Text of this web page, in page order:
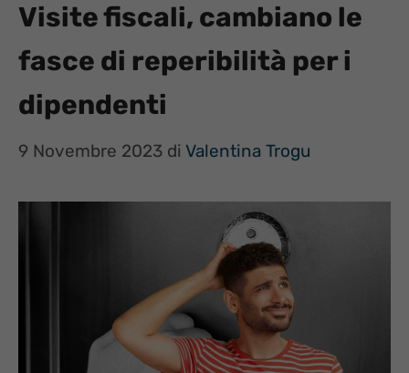
Visite fiscali, cambiano le
fasce di reperibilità per i
dipendenti
9 Novembre 2023 di Valentina Trogu